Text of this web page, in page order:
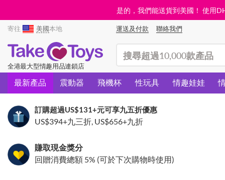
是的，我們能送貨到美國！ 使用
寄往 美國本地 運送及付款 聯絡我們
全港最大型情趣用品連鎖店
最新產品 震動器 飛機杯 性玩具 情趣娃娃
訂購超過US$131+元可享九五折優惠
US$394+九三折, US$656+九折
賺取現金獎分
回贈消費總額 5% (可於下次購物時使用)